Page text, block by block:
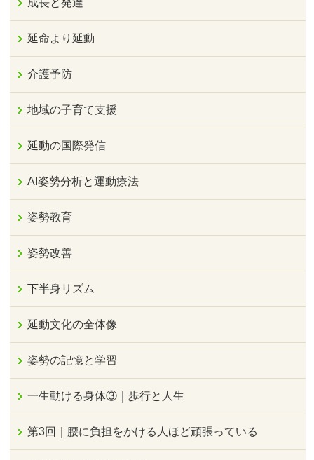
延命より延動
介護予防
地域の子育て支援
延動の国際発信
AI姿勢分析と運動療法
姿勢教育
姿勢改善
下半身リズム
延動文化の全体像
姿勢の記憶と学習
一生動ける身体③｜歩行と人生
第3回｜腰に負担をかける人ほど頑張っている